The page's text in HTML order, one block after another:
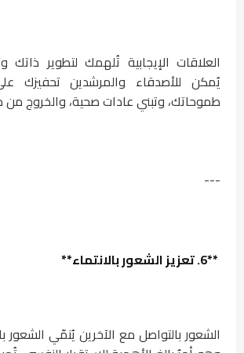
العلاقات الإيجابية تُلهمك لتطوير
يُمكن للأصدقاء والمرشدين تحفيزك
طموحاتك، وتبني عادات صحية، والخروج
---
**6. تعزيز الشعور بالانتماء**
الشعور بالتواصل مع الآخرين يُنمّي الشعور